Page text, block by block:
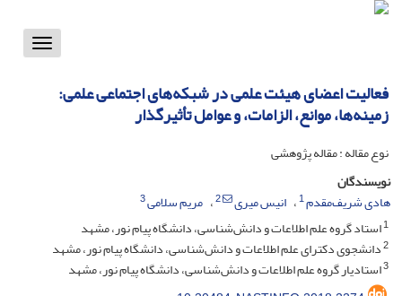
Toggle
فعالیت اعضای هیئت علمی در شبکه‌های اجتماعی علمی:
زمینه‌ها، موانع، الزامات، و عوامل تأثیرگذار
نوع مقاله : مقاله پژوهشی
نویسندگان
هادی شریف‌مقدم1 انیس میری 2 مریم سلامی3
1استاد گروه علم اطلاعات و دانش‌شناسی، دانشگاه پیام نور، مشهد
2دانشجوی دکترای علم اطلاعات و دانش‌شناسی، دانشگاه پیام نور، مشهد
3استادیار گروه علم اطلاعات و دانش‌شناسی، دانشگاه پیام نور، مشهد